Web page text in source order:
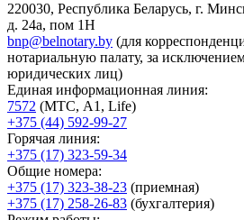
220030, Республика Беларусь, г.
д. 24а, пом 1Н
bnp@belnotary.by (для
нотариальную палату, за
юридических лиц)
Единая информационная линия:
7572 (МТС, A1, Life)
+375 (44) 592-99-27
Горячая линия:
+375 (17) 323-59-34
Общие номера:
+375 (17) 323-38-23 (приемная)
+375 (17) 258-26-83 (бухгалтерия)